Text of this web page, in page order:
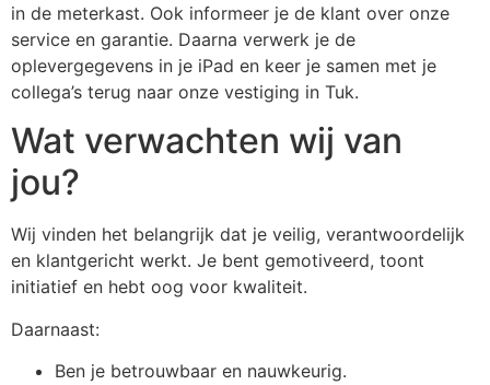
in de meterkast. Ook informeer je de klant over onze
service en garantie. Daarna verwerk je de
oplevergegevens in je iPad en keer je samen met je
collega’s terug naar onze vestiging in Tuk.
Wat verwachten wij van
jou?
Wij vinden het belangrijk dat je veilig, verantwoordelijk
en klantgericht werkt. Je bent gemotiveerd, toont
initiatief en hebt oog voor kwaliteit.
Daarnaast:
Ben je betrouwbaar en nauwkeurig.